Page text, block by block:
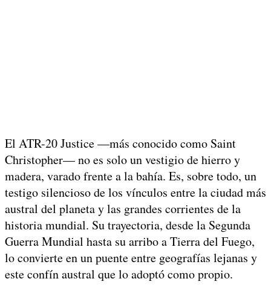
El ATR-20 Justice —más conocido como Saint
Christopher— no es solo un vestigio de hierro y
madera, varado frente a la bahía. Es, sobre todo, un
testigo silencioso de los vínculos entre la ciudad más
austral del planeta y las grandes corrientes de la
historia mundial. Su trayectoria, desde la Segunda
Guerra Mundial hasta su arribo a Tierra del Fuego,
lo convierte en un puente entre geografías lejanas y
este confín austral que lo adoptó como propio.